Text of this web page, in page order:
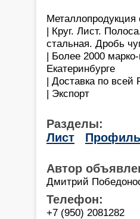
| Круг. Лист.
стальная. Дробь
| Более 2000
Екатеринбурге
| Доставка по всей
| Экспорт
Разделы:
Лист
Профиль
Автор
Дмитрий
Телефон:
+7 (950) 2081282